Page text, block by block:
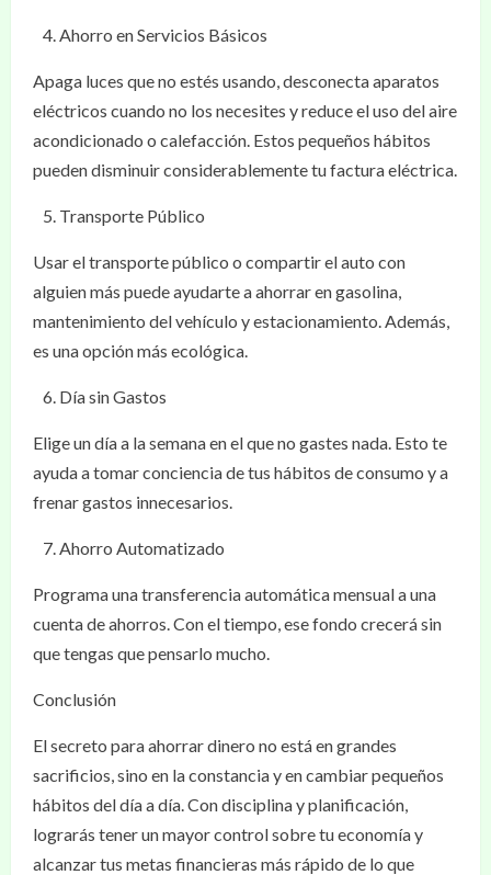
Ahorro en Servicios Básicos
Apaga luces que no estés usando, desconecta aparatos
eléctricos cuando no los necesites y reduce el uso del aire
acondicionado o calefacción. Estos pequeños hábitos
pueden disminuir considerablemente tu factura eléctrica.
Transporte Público
Usar el transporte público o compartir el auto con
alguien más puede ayudarte a ahorrar en gasolina,
mantenimiento del vehículo y estacionamiento. Además,
es una opción más ecológica.
Día sin Gastos
Elige un día a la semana en el que no gastes nada. Esto te
ayuda a tomar conciencia de tus hábitos de consumo y a
frenar gastos innecesarios.
Ahorro Automatizado
Programa una transferencia automática mensual a una
cuenta de ahorros. Con el tiempo, ese fondo crecerá sin
que tengas que pensarlo mucho.
Conclusión
El secreto para ahorrar dinero no está en grandes
sacrificios, sino en la constancia y en cambiar pequeños
hábitos del día a día. Con disciplina y planificación,
lograrás tener un mayor control sobre tu economía y
alcanzar tus metas financieras más rápido de lo que